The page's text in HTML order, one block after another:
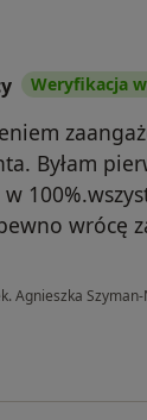
Weryfikacja
Byłam
wrócę
Agnieszka